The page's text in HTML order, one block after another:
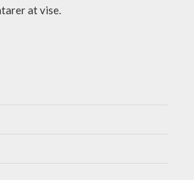
at vise.